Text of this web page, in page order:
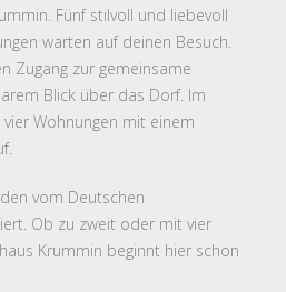
Fünf stilvoll und liebevoll
warten auf deinen Besuch.
Zugang zur gemeinsame
Blick über das Dorf. Im
Wohnungen mit einem
vom Deutschen
Ob zu zweit oder mit vier
Krummin beginnt hier schon